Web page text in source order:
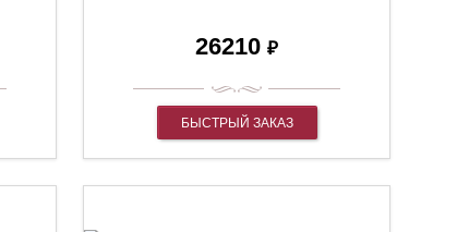
26210 ₽
БЫСТРЫЙ ЗАКАЗ